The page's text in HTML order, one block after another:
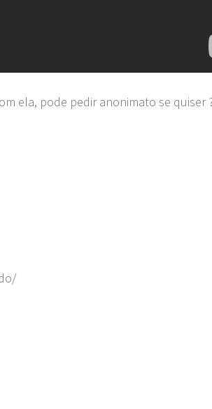
ela, pode pedir anonimato se quiser